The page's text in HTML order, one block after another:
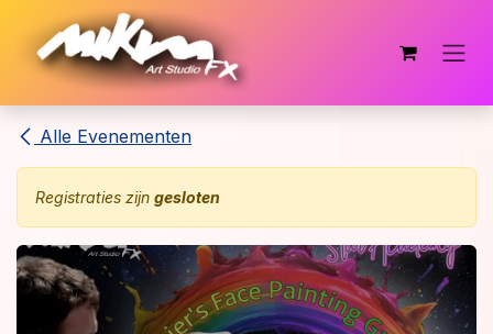
Overslaan naar inhoud
Alle Evenementen
Registraties zijn gesloten